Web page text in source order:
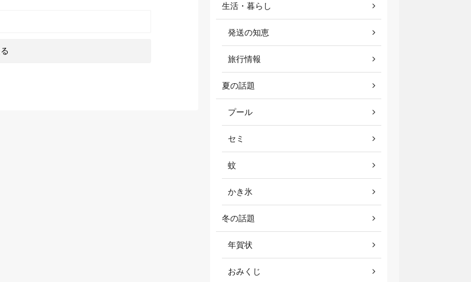
生活・暮らし
発送の知恵
旅行情報
夏の話題
プール
セミ
蚊
かき氷
冬の話題
年賀状
おみくじ